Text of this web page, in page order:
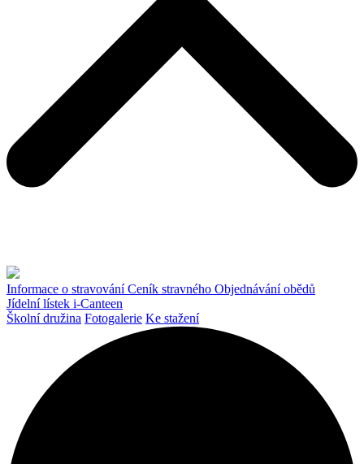
Informace o stravováníCeník stravného Objednávání obědů
Jídelní lístek i-Canteen
Školní družina Fotogalerie Ke stažení